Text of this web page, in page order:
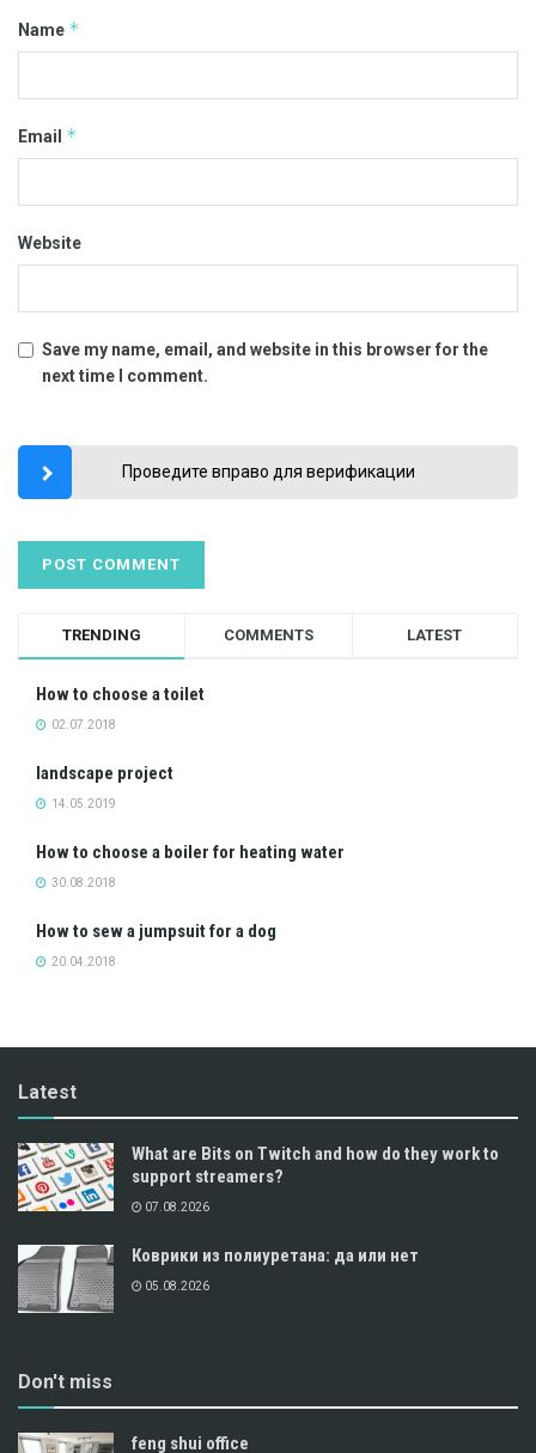
Name *
Email *
Website
Save my name, email, and website in this browser for the
next time I comment.
Проведите вправо для верификации
TRENDING COMMENTS LATEST
How to choose a toilet
02.07.2018
landscape project
14.05.2019
How to choose a boiler for heating water
30.08.2018
How to sew a jumpsuit for a dog
20.04.2018
Latest
What are Bits on Twitch and how do they work to
support streamers?
07.08.2026
Коврики из полиуретана: да или нет
05.08.2026
Don't miss
feng shui office